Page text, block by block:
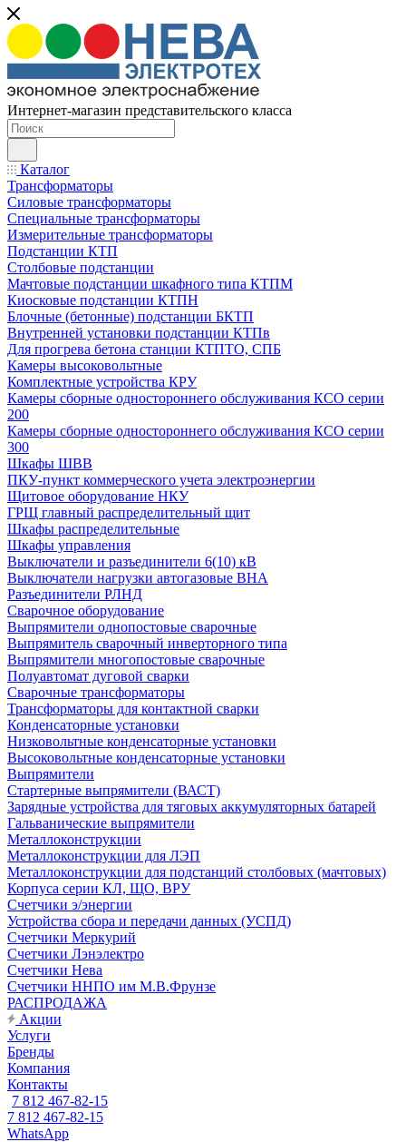
Интернет-магазин представительского класса
Каталог
Трансформаторы
Силовые трансформаторы
Специальные трансформаторы
Измерительные трансформаторы
Подстанции КТП
Столбовые подстанции
Мачтовые подстанции шкафного типа КТПМ
Киосковые подстанции КТПН
Блочные (бетонные) подстанции БКТП
Внутренней установки подстанции КТПв
Для прогрева бетона станции КТПТО, СПБ
Камеры высоковольтные
Комплектные устройства КРУ
Камеры сборные одностороннего обслуживания КСО серии
200
Камеры сборные одностороннего обслуживания КСО серии
300
Шкафы ШВВ
ПКУ-пункт коммерческого учета электроэнергии
Щитовое оборудование НКУ
ГРЩ главный распределительный щит
Шкафы распределительные
Шкафы управления
Выключатели и разъединители 6(10) кВ
Выключатели нагрузки автогазовые ВНА
Разъединители РЛНД
Сварочное оборудование
Выпрямители однопостовые сварочные
Выпрямитель сварочный инверторного типа
Выпрямители многопостовые сварочные
Полуавтомат дуговой сварки
Сварочные трансформаторы
Трансформаторы для контактной сварки
Конденсаторные установки
Низковольтные конденсаторные установки
Высоковольтные конденсаторные установки
Выпрямители
Стартерные выпрямители (ВАСТ)
Зарядные устройства для тяговых аккумуляторных батарей
Гальванические выпрямители
Металлоконструкции
Металлоконструкции для ЛЭП
Металлоконструкции для подстанций столбовых (мачтовых)
Корпуса серии КЛ, ЩО, ВРУ
Счетчики э/энергии
Устройства сбора и передачи данных (УСПД)
Счетчики Меркурий
Счетчики Лэнэлектро
Счетчики Нева
Счетчики ННПО им М.В.Фрунзе
РАСПРОДАЖА
Акции
Услуги
Бренды
Компания
Контакты
7 812 467-82-15
7 812 467-82-15
WhatsApp